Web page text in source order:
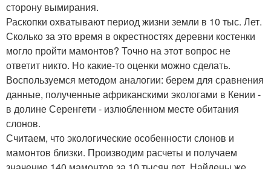
сторону вымирания.
Раскопки охватывают период жизни земли в 10 тыс. Лет.
Сколько за это время в окрестностях деревни костенки
могло пройти мамонтов? Точно на этот вопрос не
ответит никто. Но какие-то оценки можно сделать.
Воспользуемся методом аналогии: берем для сравнения
данные, полученные африканскими экологами в Кении -
в долине Серенгети - излюбленном месте обитания
слонов.
Считаем, что экологические особенности слонов и
мамонтов близки. Производим расчеты и получаем